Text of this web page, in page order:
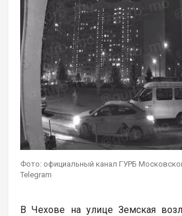
Фото: официальный канал ГУРБ
Telegram
В Чехове на улице Земская